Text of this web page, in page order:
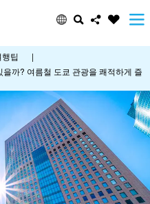
행팁
|
까? 여름철 도쿄 관광을 쾌적하게 즐